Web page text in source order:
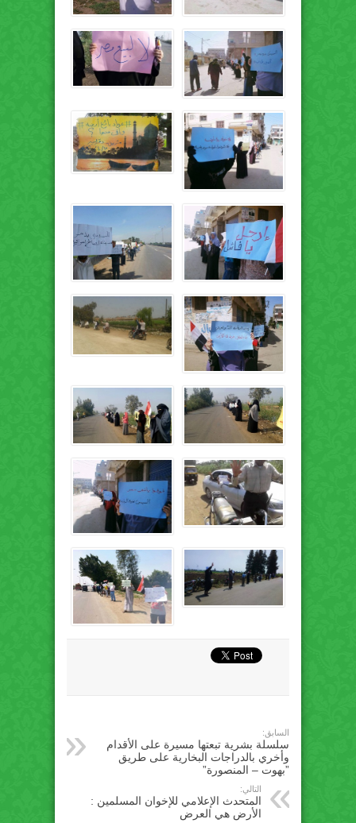
السابق:
سلسلة بشرية تبعتها مسيرة على الأقدام
وأخري بالدراجات البخارية على طريق
‫”‏بهوت – المنصورة‬”
التالي:
المتحدث الإعلامي للإخوان المسلمين :
الأرض هي العرض